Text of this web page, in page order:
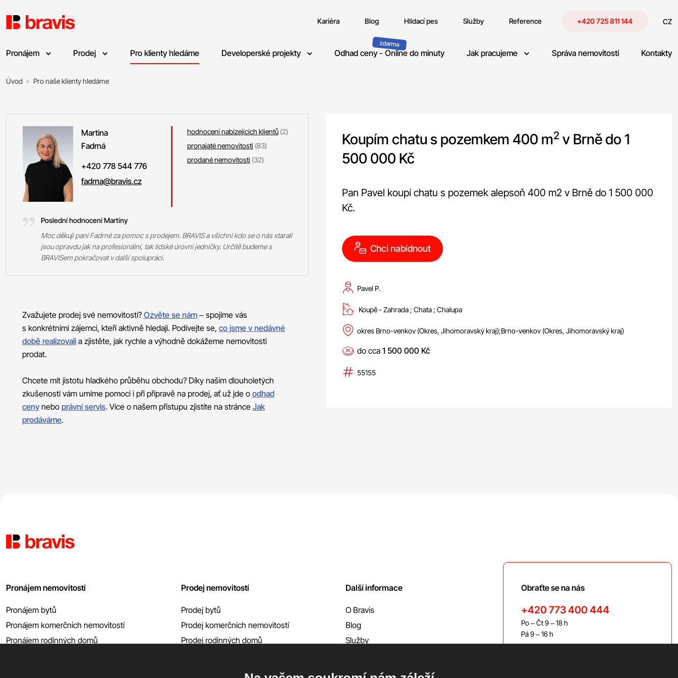
Kariéra Blog Hlídací pes Služby Reference +420 725 811 144 CZ
Pronájem Prodej Pro klienty hledáme Developerské projekty Odhad ceny - Online do minuty Jak pracujeme Správa nemovitostí Kontakty
Úvod Pro naše klienty hledáme
Martina
Fadrná
+420 778 544 776
fadrna@bravis.cz
hodnocení nabízejících klientů (2)
pronajaté nemovitosti (83)
prodané nemovitosti (32)
Poslední hodnocení Martiny
Moc děkuji paní Fadrné za pomoc s prodejem. BRAVIS a všichni kdo se o nás starali
jsou opravdu jak na profesionální, tak lidské úrovni jedničky. Určitě budeme s
BRAVISem pokračovat v další spolupráci.
Zvažujete prodej své nemovitosti? Ozvěte se nám – spojíme vás
s konkrétními zájemci, kteří aktivně hledají. Podívejte se, co jsme v nedávné
době realizovali a zjistěte, jak rychle a výhodně dokážeme nemovitosti
prodat.
Chcete mít jistotu hladkého průběhu obchodu? Díky našim dlouholetých
zkušeností vám umíme pomoci i při přípravě na prodej, ať už jde o odhad
ceny nebo právní servis. Více o našem přístupu zjistíte na stránce Jak
prodáváme.
Koupím chatu s pozemkem 400 m2 v Brně do 1
500 000 Kč
Pan Pavel koupí chatu s pozemek alepsoň 400 m2 v Brně do 1 500 000
Kč.
Chci nabídnout
Pavel P.
Koupě - zahrada; chata; chalupa
okres Brno-venkov (Okres, Jihomoravský kraj);Brno-venkov (Okres, Jihomoravský kraj)
do cca 1 500 000 Kč
55155
Pronájem nemovitostí
Pronájem bytů
Pronájem komerčních nemovitostí
Pronájem rodinných domů
Prodej nemovitostí
Prodej bytů
Prodej komerčních nemovitostí
Prodej rodinných domů
Další informace
O Bravis
Blog
Služby
Kontakty
Obraťte se na nás
+420 773 400 444
Po – Čt 9 – 18 h
Pá 9 – 16 h